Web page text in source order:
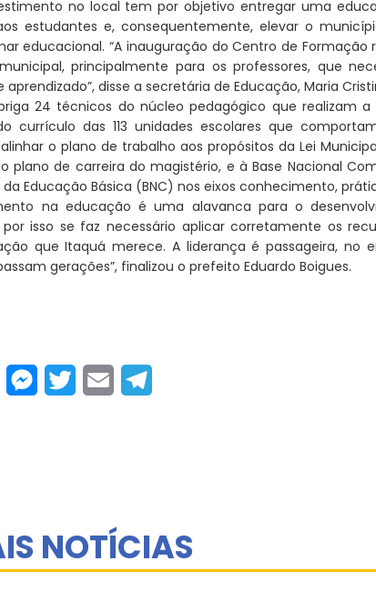
no local tem por objetivo entregar uma
estudantes e, consequentemente, elevar o
educacional. “A inauguração do Centro de
principalmente para os professores, que
aprendizado”, disse a secretária de Educação, Maria
24 técnicos do núcleo pedagógico que realizam
currículo das 113 unidades escolares que
o plano de trabalho aos propósitos da Lei
plano de carreira do magistério, e à Base Nacional
da Educação Básica (BNC) nos eixos conhecimento,
na educação é uma alavanca para o
isso se faz necessário aplicar corretamente os
que Itaquá merece. A liderança é passageira, no
gerações”, finalizou o prefeito Eduardo Boigues.
WhatsAppMessenger
Twitter Email
NOTÍCIAS